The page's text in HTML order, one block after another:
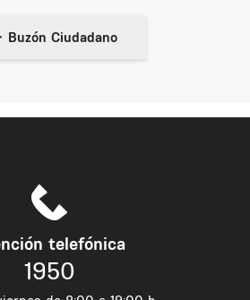
telefónica
1950